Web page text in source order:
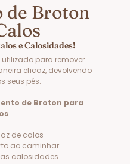
de Broton
e Calosidades!
utilizado para remover
eficaz, devolvendo
seus pés.
de Broton para
de calos
ao caminhar
calosidades